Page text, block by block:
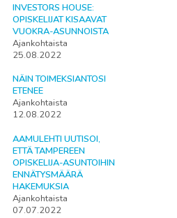
INVESTORS HOUSE:
OPISKELIJAT KISAAVAT
VUOKRA-ASUNNOISTA
Ajankohtaista
25.08.2022
NÄIN TOIMEKSIANTOSI
ETENEE
Ajankohtaista
12.08.2022
AAMULEHTI UUTISOI,
ETTÄ TAMPEREEN
OPISKELIJA-ASUNTOIHIN
ENNÄTYSMÄÄRÄ
HAKEMUKSIA
Ajankohtaista
07.07.2022